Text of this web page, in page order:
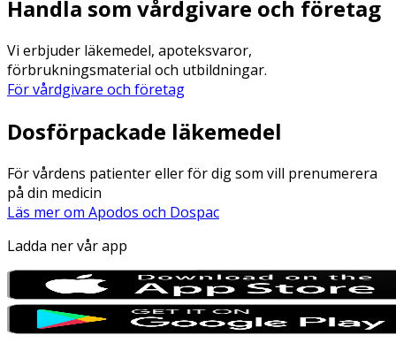
Handla som vårdgivare och företag
Vi erbjuder läkemedel, apoteksvaror,
förbrukningsmaterial och utbildningar.
För vårdgivare och företag
Dosförpackade läkemedel
För vårdens patienter eller för dig som vill prenumerera
på din medicin
Läs mer om Apodos och Dospac
Ladda ner vår app